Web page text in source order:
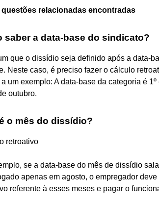
questões relacionadas encontradas
saber a data-base do sindicato?
que o dissídio seja definido após a data-
Neste caso, é preciso fazer o cálculo
um exemplo: A data-base da categoria é
outubro.
o mês do dissídio?
retroativo
se a data-base do mês de dissídio
apenas em agosto, o empregador
referente à esses meses e pagar o